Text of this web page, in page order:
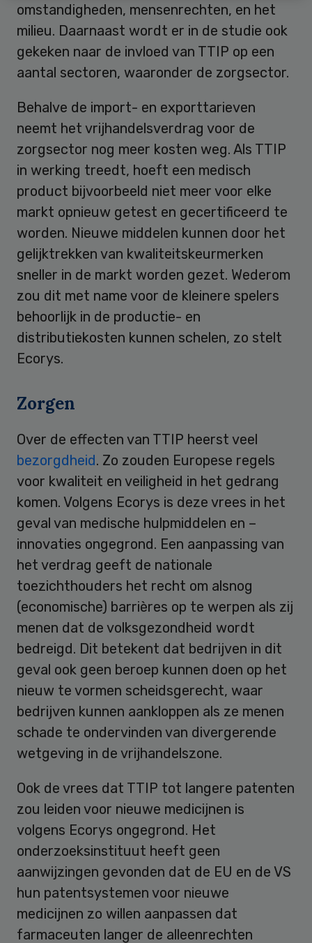
omstandigheden, mensenrechten, en het
milieu. Daarnaast wordt er in de studie ook
gekeken naar de invloed van TTIP op een
aantal sectoren, waaronder de zorgsector.
Behalve de import- en exporttarieven
neemt het vrijhandelsverdrag voor de
zorgsector nog meer kosten weg. Als TTIP
in werking treedt, hoeft een medisch
product bijvoorbeeld niet meer voor elke
markt opnieuw getest en gecertificeerd te
worden. Nieuwe middelen kunnen door het
gelijktrekken van kwaliteitskeurmerken
sneller in de markt worden gezet. Wederom
zou dit met name voor de kleinere spelers
behoorlijk in de productie- en
distributiekosten kunnen schelen, zo stelt
Ecorys.
Zorgen
Over de effecten van TTIP heerst veel
bezorgdheid. Zo zouden Europese regels
voor kwaliteit en veiligheid in het gedrang
komen. Volgens Ecorys is deze vrees in het
geval van medische hulpmiddelen en –
innovaties ongegrond. Een aanpassing van
het verdrag geeft de nationale
toezichthouders het recht om alsnog
(economische) barrières op te werpen als zij
menen dat de volksgezondheid wordt
bedreigd. Dit betekent dat bedrijven in dit
geval ook geen beroep kunnen doen op het
nieuw te vormen scheidsgerecht, waar
bedrijven kunnen aankloppen als ze menen
schade te ondervinden van divergerende
wetgeving in de vrijhandelszone.
Ook de vrees dat TTIP tot langere patenten
zou leiden voor nieuwe medicijnen is
volgens Ecorys ongegrond. Het
onderzoeksinstituut heeft geen
aanwijzingen gevonden dat de EU en de VS
hun patentsystemen voor nieuwe
medicijnen zo willen aanpassen dat
farmaceuten langer de alleenrechten